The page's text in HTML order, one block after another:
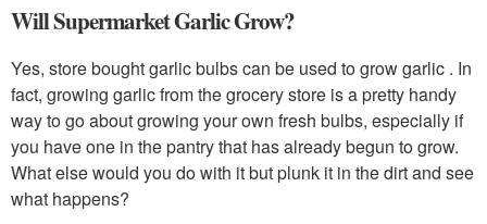
Will Supermarket Garlic Grow?
Yes, store bought garlic bulbs can be used to grow garlic . In
fact, growing garlic from the grocery store is a pretty handy
way to go about growing your own fresh bulbs, especially if
you have one in the pantry that has already begun to grow.
What else would you do with it but plunk it in the dirt and see
what happens?